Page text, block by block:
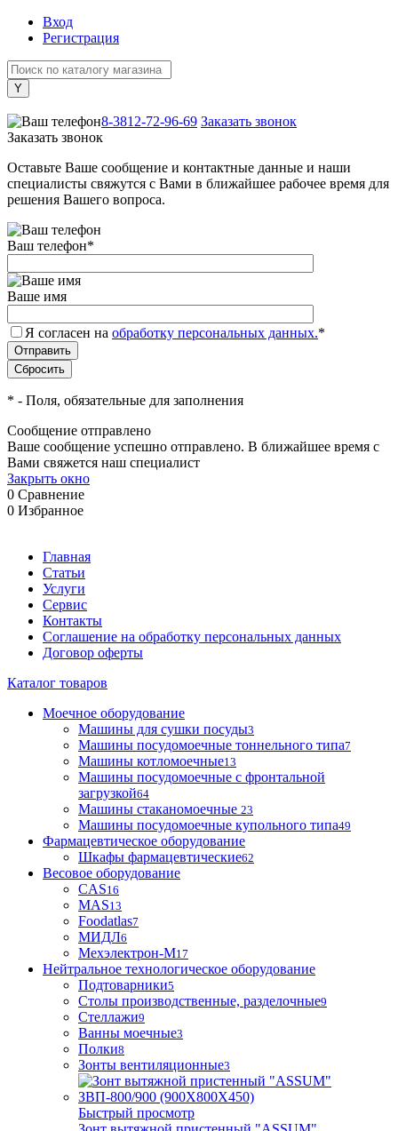
Вход
Регистрация
8-3812-72-96-69 Заказать звонок
Заказать звонок
Оставьте Ваше сообщение и контактные данные и наши
специалисты свяжутся с Вами в ближайшее рабочее время для
решения Вашего вопроса.
Ваш телефон*
Ваше имя
Я согласен на обработку персональных данных.*
* - Поля, обязательные для заполнения
Сообщение отправлено
Ваше сообщение успешно отправлено. В ближайшее время с
Вами свяжется наш специалист
Закрыть окно
0 Сравнение
0 Избранное
Главная
Статьи
Услуги
Сервис
Контакты
Соглашение на обработку персональных данных
Договор оферты
Каталог товаров
Моечное оборудование
Машины для сушки посуды3
Машины посудомоечные тоннельного типа7
Машины котломоечные13
Машины посудомоечные с фронтальной
загрузкой64
Машины стаканомоечные 23
Машины посудомоечные купольного типа49
Фармацевтическое оборудование
Шкафы фармацевтические62
Весовое оборудование
CAS16
MAS13
Foodatlas7
МИДЛ6
Мехэлектрон-М17
Нейтральное технологическое оборудование
Подтоварники5
Столы производственные, разделочные9
Стеллажи9
Ванны моечные3
Полки8
Зонты вентиляционные3
Быстрый просмотр